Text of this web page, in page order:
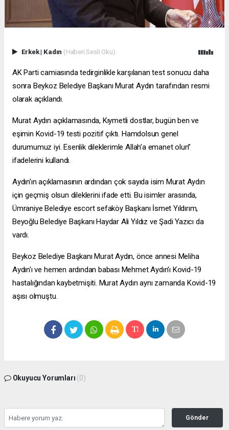
Erkek| Kadın (Haberi Sesli Oku)
AK Parti camiasında tedirginlikle karşılanan test sonucu daha
sonra Beykoz Belediye Başkanı Murat Aydın tarafından resmi
olarak açıklandı.
Murat Aydın açıklamasında, Kıymetli dostlar, bugün ben ve
eşimin Kovid-19 testi pozitif çıktı. Hamdolsun genel
durumumuz iyi. Esenlik dileklerimle Allah’a emanet olun”
ifadelerini kullandı.
Aydın’ın açıklamasının ardından çok sayıda isim Murat Aydın
için geçmiş olsun dileklerini ifade etti. Bu isimler arasında,
Ümraniye Belediye escort sefaköyBaşkanı İsmet Yıldırım,
Beyoğlu Belediye Başkanı Haydar Ali Yıldız ve Şadi Yazıcı da
vardı.
Beykoz Belediye Başkanı Murat Aydın, önce annesi Meliha
Aydın'ı ve hemen ardından babası Mehmet Aydın'ı Kovid-19
hastalığından kaybetmişiti. Murat Aydın aynı zamanda Kovid-19
aşısı olmuştu.
Okuyucu Yorumları (0)
Gönder